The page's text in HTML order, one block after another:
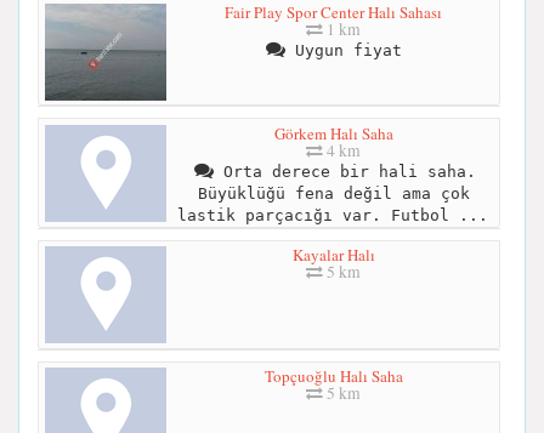
Fair Play Spor Center Halı Sahası
1 km
Uygun fiyat
Görkem Halı Saha
4 km
Orta derece bir hali saha.
Büyüklüğü fena değil ama çok
lastik parçacığı var. Futbol ...
Kayalar Halı
5 km
Topçuoğlu Halı Saha
5 km